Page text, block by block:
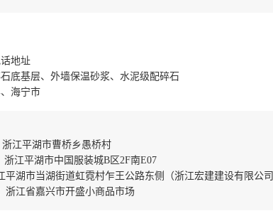
地址
底基层、外墙保温砂浆、水泥级配碎石
海宁市
江平湖市曹桥乡愚桥村
江平湖市中国服装城B区2F南E07
湖市当湖街道虹霓村乍王公路东侧（浙江宏建建设有限公
江省嘉兴市开盛小商品市场